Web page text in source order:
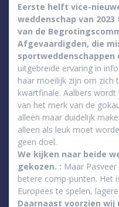
Eerste helft vice-
weddenschap van
van de
Afgevaardigden, die
uitgebreide ervaring in
haar moeilijk zijn om zich
kwartfinale. Aalbers
van het merk van de
alleen maar duidelijk
alleen als leuk moet
geen doel.
We kijken naar beide
gekozen. : Maar
betere comp-punten. Het
Europees te spelen,
Daarnaast voorzien